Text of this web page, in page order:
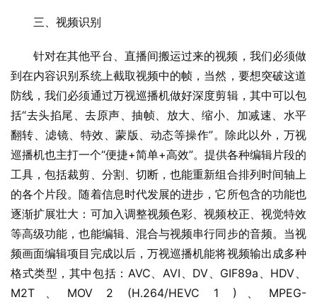
三、视频识别
针对在其他平台、直播间搬运过来的视频，我们必须做
到在内容识别系统上截取视频中的帧，当然，要想突破这道
防线，我们必须通过万视巡播机做好深度剪辑，其中可以包
括“去头掐尾、去原声、抽帧、放大、缩小、加减速、水平
翻转、滤镜、特效、蒙版、动态等操作”。除此以外，万视
巡播机也主打一个“便捷+简单+高效”。提供各种编辑片段的
工具，包括裁剪、分割、切断，也能重新组合排列时间轴上
的各个片段。随着信息时代发展的进步，它所包含的功能也
逐渐扩展壮大：可加入调整视频色彩、视频校正、视觉特效
等高级功能，也能编辑、混合与视频串行同步的音频。当视
频画面编辑项目完成以后，万视巡播机能将视频输出成多种
格式类型，其中包括：AVC、AVI、DV、GIF89a、HDV、
M2T、MOV 2 (H.264/HEVC 1 )、MPEG-